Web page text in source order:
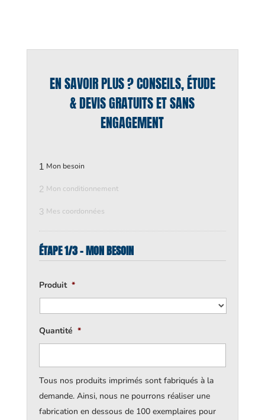
EN SAVOIR PLUS ? CONSEILS, ÉTUDE
& DEVIS GRATUITS ET SANS
ENGAGEMENT
1 Mon besoin
2 Mon conditionnement
3 Mes coordonnées
ÉTAPE 1/3 - MON BESOIN
Produit *
Quantité *
Tous nos produits imprimés sont fabriqués à la
demande. Ainsi, nous ne pourrons réaliser une
fabrication en dessous de 100 exemplaires pour